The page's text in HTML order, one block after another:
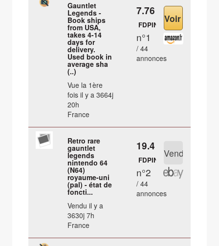
Gauntlet
Legends -
Book ships
from USA,
takes 4-14
days for
delivery.
Used book in
average sha
(..)
Vue la 1ère
fois il y a 3664j
20h
France
7.76 €
FDPIN
n°1
/ 44
annonces
Retro rare
gauntlet
legends
nintendo 64
(N64)
royaume-uni
(pal) - état de
foncti...
Vendu il y a
3630j 7h
France
19.4 €
FDPIN
n°2
/ 44
annonces